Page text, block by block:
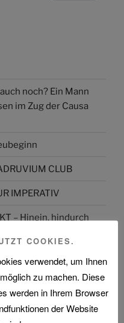
noch? Ein Mann
im Zug der Causa
CLUB
IMPERATIV
– Hinein, hindurch
geht rechtlich
Laugh Syndicate –
COOKIES.
verwendet, um Ihnen
zu machen. Diese
werden in Ihrem Browser
der Website